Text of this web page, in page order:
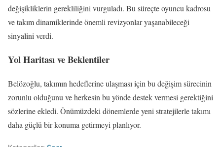
değişikliklerin gerekliliğini vurguladı. Bu süreçte oyuncu kadrosu
ve takım dinamiklerinde önemli revizyonlar yaşanabileceği
sinyalini verdi.
Yol Haritası ve Beklentiler
Belözoğlu, takımın hedeflerine ulaşması için bu değişim sürecinin
zorunlu olduğunu ve herkesin bu yönde destek vermesi gerektiğini
sözlerine ekledi. Önümüzdeki dönemlerde yeni stratejilerle takımı
daha güçlü bir konuma getirmeyi planlıyor.